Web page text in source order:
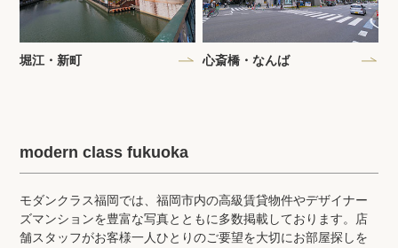
堀江・新町 心斎橋・なんば
modern class fukuoka
モダンクラス福岡では、福岡市内の高級賃貸物件やデザイナー
ズマンションを豊富な写真とともに多数掲載しております。店
舗スタッフがお客様一人ひとりのご要望を大切にお部屋探しを